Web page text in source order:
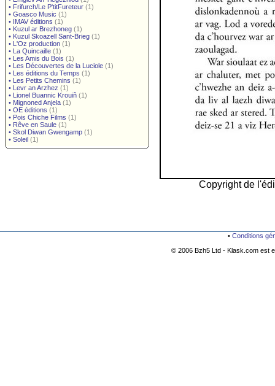
• Frifurch/Le P'titFureteur (1)
• Goasco Music (1)
• IMAV éditions (1)
• Kuzul ar Brezhoneg (1)
• Kuzul Skoazell Sant-Brieg (1)
• L'Oz production (1)
• La Quincaille (1)
• Les Amis du Bois (1)
• Les Découvertes de la Luciole (1)
• Les éditions du Temps (1)
• Les Petits Chemins (1)
• Levr an Arzhez (1)
• Lionel Buannic Krouiñ (1)
• Mignoned Anjela (1)
• OE éditions (1)
• Pois Chiche Films (1)
• Rêve en Saule (1)
• Skol Diwan Gwengamp (1)
• Soleil (1)
Copyright de
• Conditions
© 2006 Bzh5 Ltd - Klask.com est